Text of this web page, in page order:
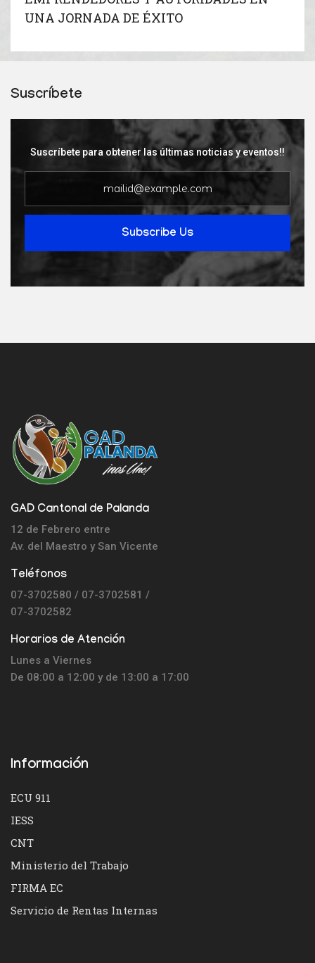
UNA JORNADA DE ÉXITO
Suscríbete
Suscríbete para obtener las últimas noticias y eventos!!
Subscribe Us
GAD Cantonal de Palanda
12 de Febrero entre
Av. del Maestro ySan Vicente
Teléfonos
07-3702580 / 07-3702581 /
07-3702582
Horarios de Atención
Lunes a Viernes
De 08:00 a 12:00 y de 13:00 a 17:00
Información
ECU 911
IESS
CNT
Ministerio del Trabajo
FIRMA EC
Servicio de Rentas Internas